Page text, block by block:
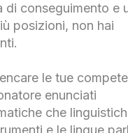
conseguimento e
posizioni, non hai
le tue
enunciati
che